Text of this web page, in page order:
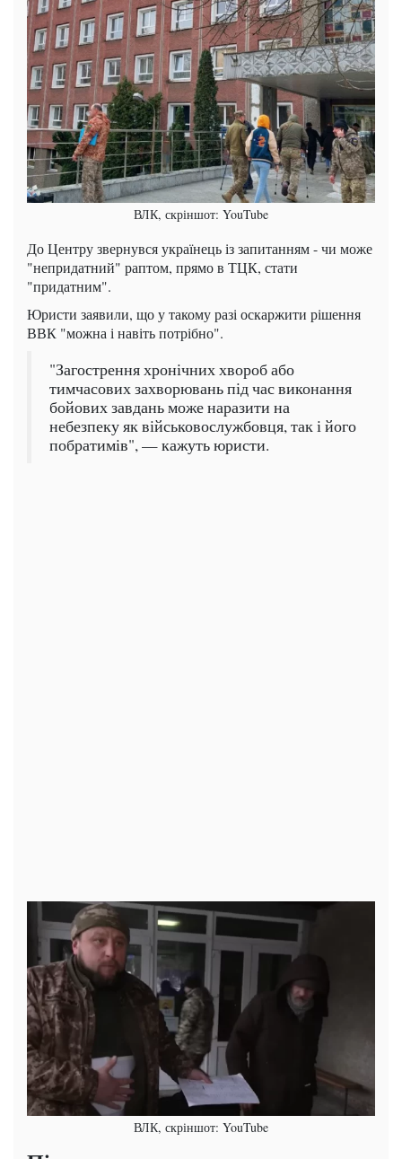
ВЛК, скріншот: YouTube
До Центру звернувся українець із запитанням - чи може
"непридатний" раптом, прямо в ТЦК, стати
"придатним".
Юристи заявили, що у такому разі оскаржити рішення
ВВК "можна і навіть потрібно".
"Загострення хронічних хвороб або
тимчасових захворювань під час виконання
бойових завдань може наразити на
небезпеку як військовослужбовця, так і його
побратимів", — кажуть юристи.
ВЛК, скріншот: YouTube